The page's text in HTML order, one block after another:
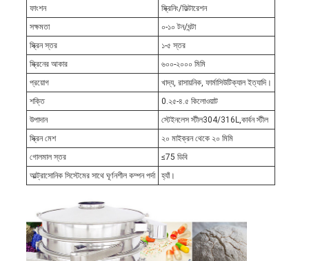
ফাংশন
স্ক্রিনিং/ফিল্টারেশন
সক্ষমতা
০-১০ টন/ঘন্টা
স্ক্রিন স্তর
১-৫ স্তর
স্ক্রিনের আকার
৬০০-২০০০ মিমি
প্রয়োগ
খাদ্য, রাসায়নিক, ফার্মাসিউটিক্যাল ইত্যাদি।
শক্তি
0.২৫-৪.৫ কিলোওয়াট
উপাদান
স্টেইনলেস স্টীল304/316L,কার্বন স্টীল
স্ক্রিন মেশ
২০ মাইক্রন থেকে ২০ মিমি
গোলমাল স্তর
≤75 ডিবি
আল্ট্রাসোনিক সিস্টেমের সাথে ঘূর্ণনশীল কম্পন পর্দা
হ্যাঁ।